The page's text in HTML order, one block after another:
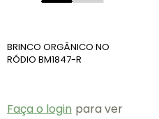
BRINCO ORGÂNICO NO
RÓDIO BM1847-R
Faça o login para ver